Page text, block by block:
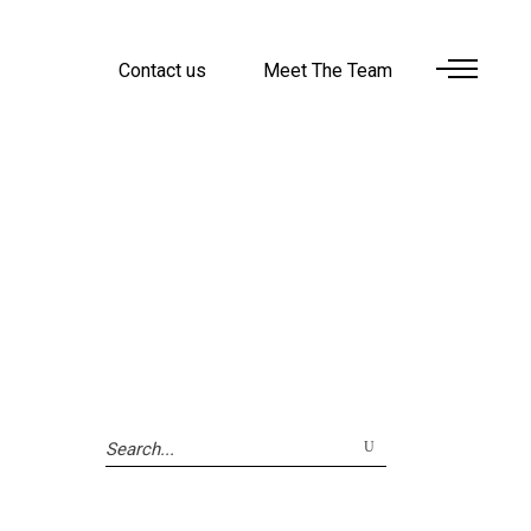
Contact us Meet The Team
Search
for: